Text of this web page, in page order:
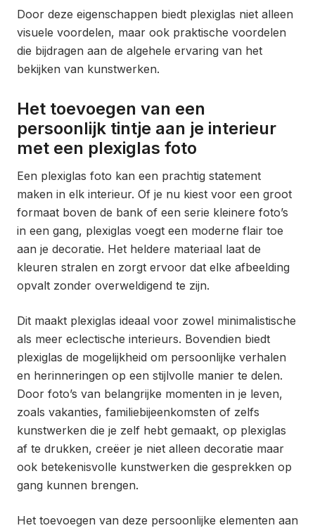
Door deze eigenschappen biedt plexiglas niet alleen
visuele voordelen, maar ook praktische voordelen
die bijdragen aan de algehele ervaring van het
bekijken van kunstwerken.
Het toevoegen van een
persoonlijk tintje aan je interieur
met een plexiglas foto
Een plexiglas foto kan een prachtig statement
maken in elk interieur. Of je nu kiest voor een groot
formaat boven de bank of een serie kleinere foto’s
in een gang, plexiglas voegt een moderne flair toe
aan je decoratie. Het heldere materiaal laat de
kleuren stralen en zorgt ervoor dat elke afbeelding
opvalt zonder overweldigend te zijn.
Dit maakt plexiglas ideaal voor zowel minimalistische
als meer eclectische interieurs. Bovendien biedt
plexiglas de mogelijkheid om persoonlijke verhalen
en herinneringen op een stijlvolle manier te delen.
Door foto’s van belangrijke momenten in je leven,
zoals vakanties, familiebijeenkomsten of zelfs
kunstwerken die je zelf hebt gemaakt, op plexiglas
af te drukken, creëer je niet alleen decoratie maar
ook betekenisvolle kunstwerken die gesprekken op
gang kunnen brengen.
Het toevoegen van deze persoonlijke elementen aan